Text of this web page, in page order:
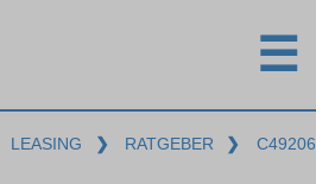
☰
LEASING ❯ RATGEBER ❯ C49206